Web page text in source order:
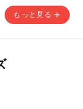
ス・Bコース共通
もっと見る